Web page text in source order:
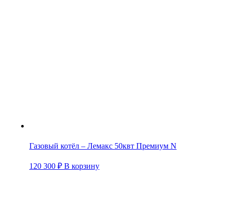
Газовый котёл – Лемакс 50квт Премиум N
120 300 ₽ В корзину